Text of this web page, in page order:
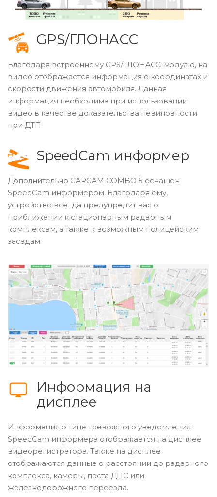
что позволяет предупреждать о приближении к
радарным комплексам на расстоянии до 1000
метров. В режиме "Город" чувствительность
радар-детектора снижается и предупреждение
осуществляется на расстоянии до 400 метров.
GPS/ГЛОНАСС
видео отображается информация о координатах и
скорости движения автомобиля. Данная
информация необходима при использовании
видео в качестве доказательства невиновности
при ДТП.
SpeedCam информер
Дополнительно CARCAM COMBO 5 оснащен
SpeedCam информером. Благодаря ему,
устройство всегда предупредит вас о
приближении к стационарным радарным
комплексам, а также к возможным полицейским
засадам.